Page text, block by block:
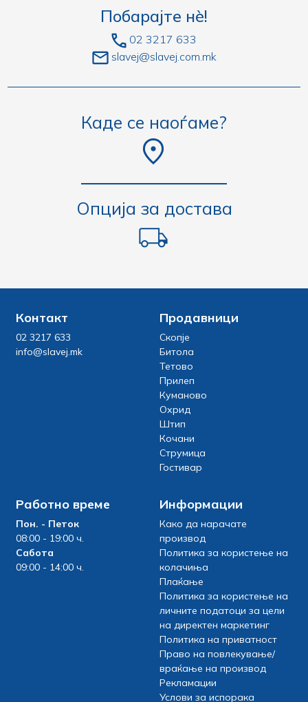
Побарајте нè!
02 3217 633
slavej@slavej.com.mk
Каде се наоѓаме?
Опција за достава
Контакт
02 3217 633
info@slavej.mk
Продавници
Скопје
Битола
Тетово
Прилеп
Куманово
Охрид
Штип
Кочани
Струмица
Гостивар
Работно време
Пон. - Петок
08:00 - 19:00 ч.
Сабота
09:00 - 14:00 ч.
Информации
Како да нарачате
производ
Политика за користење на
колачиња
Плаќање
Политика за користење на
личните податоци за цели
на директен маркетинг
Политика на приватност
Право на повлекување/
враќање на производ
Рекламации
Услови за испорака